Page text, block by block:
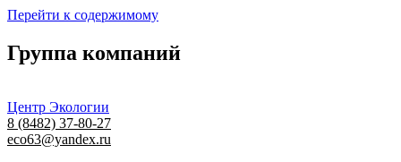
Перейти к содержимому
Группа компаний
Центр Экологии
8 (8482) 37-80-27
eco63@yandex.ru